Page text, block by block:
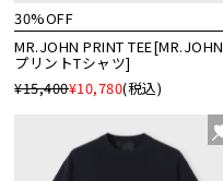
30%OFF
MR.JOHN PRINT TEE[MR.JOHN
プリントTシャツ]
¥15,400¥10,780(税込)